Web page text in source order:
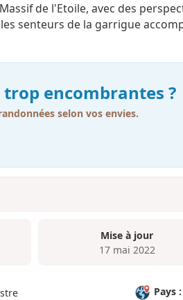
de l'Etoile, avec des
senteurs de la garrigue
encombrantes ?
selon vos envies.
Mise à jour
17 mai 2022
Pays :